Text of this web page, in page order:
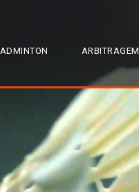
ARBITRAGEM